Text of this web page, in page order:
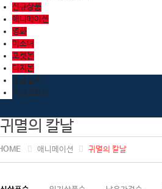
신규상품
애니메이션
영화
미소녀
포켓몬
디지몬
잔금결제
재입고요청
귀멸의 칼날
애니메이션 귀멸의 칼날